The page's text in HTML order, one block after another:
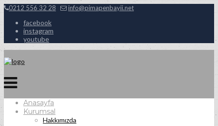
0212 556 32 28 info@pimapenbayii.net
facebook
instagram
youtube
Anasayfa
Kurumsal
Hakkımızda